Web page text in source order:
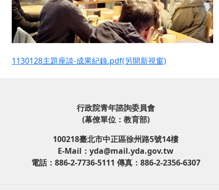
1130128主題座談-成果紀錄.pdf(另開新視窗)
行政院青年諮詢委員會
(幕僚單位：教育部)
100218臺北市中正區徐州路5號14樓
E-Mail：yda@mail.yda.gov.tw
電話：886-2-7736-5111 傳真：886-2-2356-6307